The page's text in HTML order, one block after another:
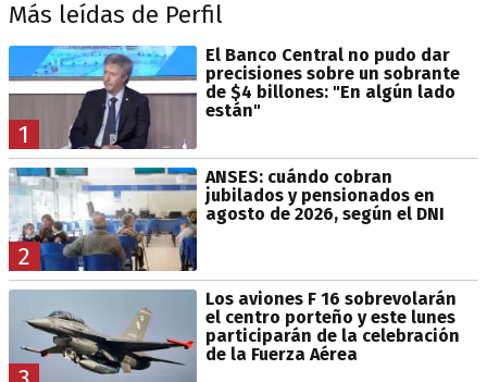
Más leídas de Perfil
1
El Banco Central no pudo dar
precisiones sobre un sobrante
de $4 billones: "En algún lado
están"
2
ANSES: cuándo cobran
jubilados y pensionados en
agosto de 2026, según el DNI
Los aviones F 16 sobrevolarán
el centro porteño y este lunes
participarán de la celebración
de la Fuerza Aérea